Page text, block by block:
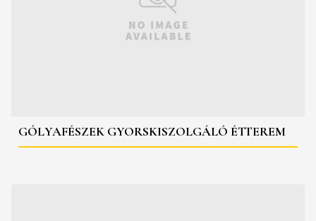
GÓLYAFÉSZEK GYORSKISZOLGÁLÓ ÉTTEREM